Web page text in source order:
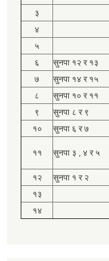
३
४
५
६
सुनपा १२ र १३
७
सुनपा १४ र १५
८
सुनपा १० र ११
९
सुनपा ८ र ९
१०
सुनपा ६ र ७
११ सुनपा ३ , ४ र ५
१२
सुनपा १ र २
१३
१४